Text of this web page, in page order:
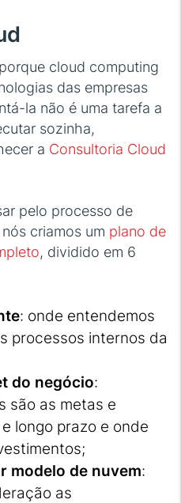
cloud computing
das empresas
la não é uma tarefa a
sozinha,
a Consultoria Cloud
pelo processo de
criamos um plano de
, dividido em 6
: onde entendemos
processos internos da
do negócio:
são as metas e
longo prazo e onde
modelo de nuvem:
as